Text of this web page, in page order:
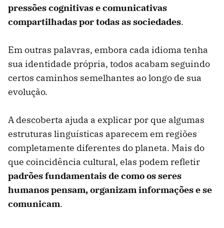
pressões cognitivas e comunicativas
compartilhadas por todas as sociedades.
Em outras palavras, embora cada idioma tenha
sua identidade própria, todos acabam seguindo
certos caminhos semelhantes ao longo de sua
evolução.
A descoberta ajuda a explicar por que algumas
estruturas linguísticas aparecem em regiões
completamente diferentes do planeta. Mais do
que coincidência cultural, elas podem refletir
padrões fundamentais de como os seres
humanos pensam, organizam informações e se
comunicam.